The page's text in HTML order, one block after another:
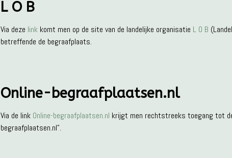
L O B
Via deze linkkomt men op de site van de landelijke organisatie L O B
betreffende de begraafplaats.
Online-begraafplaatsen.nl
Via de link Online-begraafplaatsen.nl krijgt men rechtstreeks toegang tot
begraafplaatsen.nl".